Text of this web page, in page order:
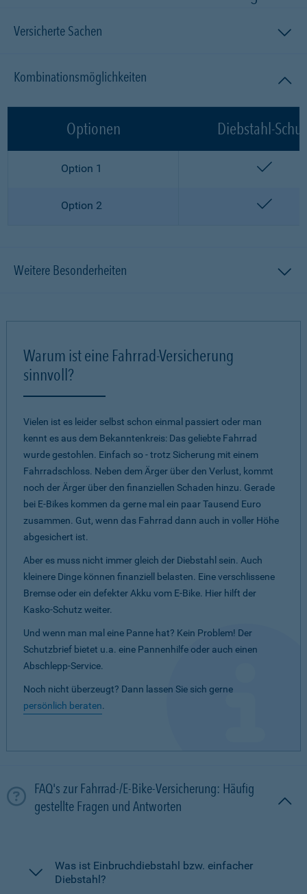
Versicherte Sachen
Kombinationsmöglichkeiten
Optionen Diebstahl-
Option 1
Option 2
Weitere Besonderheiten
Warum ist eine Fahrrad-Versicherung
sinnvoll?
Vielen ist es leider selbst schon einmal passiert oder man
kennt es aus dem Bekanntenkreis: Das geliebte Fahrrad
wurde gestohlen. Einfach so - trotz Sicherung mit einem
Fahrradschloss. Neben dem Ärger über den Verlust, kommt
noch der Ärger über den finanziellen Schaden hinzu. Gerade
bei E-Bikes kommen da gerne mal ein paar Tausend Euro
zusammen. Gut, wenn das Fahrrad dann auch in voller Höhe
abgesichert ist.
Aber es muss nicht immer gleich der Diebstahl sein. Auch
kleinere Dinge können finanziell belasten. Eine verschlissene
Bremse oder ein defekter Akku vom E-Bike. Hier hilft der
Kasko-Schutz weiter.
Und wenn man mal eine Panne hat? Kein Problem! Der
Schutzbrief bietet u.a. eine Pannenhilfe oder auch einen
Abschlepp-Service.
Noch nicht überzeugt? Dann lassen Sie sich gerne
persönlich beraten.
FAQ's zur Fahrrad-/E-Bike-Versicherung: Häufig
gestellte Fragen und Antworten
Was ist Einbruchdiebstahl bzw. einfacher
Diebstahl?